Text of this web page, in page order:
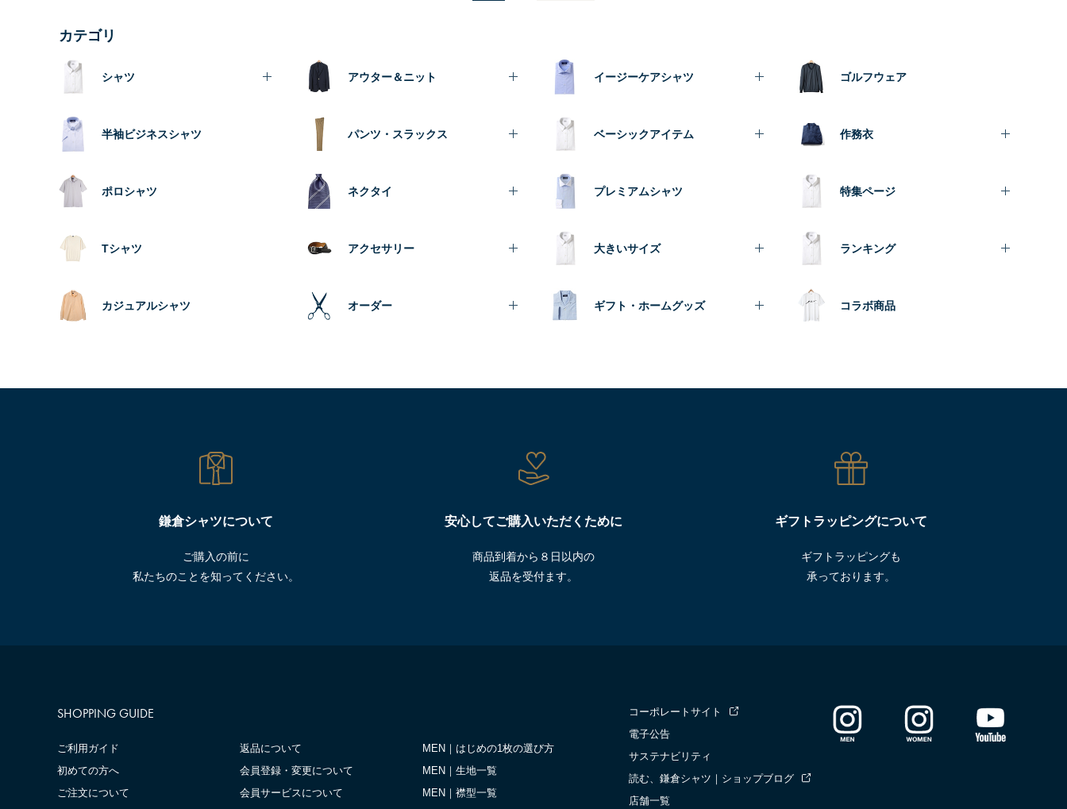
カテゴリ
シャツ
半袖ビジネスシャツ
ポロシャツ
Tシャツ
カジュアルシャツ
アウター＆ニット
パンツ・スラックス
ネクタイ
アクセサリー
オーダー
イージーケアシャツ
ベーシックアイテム
プレミアムシャツ
大きいサイズ
ギフト・ホームグッズ
ゴルフウェア
作務衣
特集ページ
ランキング
コラボ商品
鎌倉シャツについて
ご購入の前に
私たちのことを知ってください。
安心してご購入いただくために
商品到着から８日以内の
返品を受付ます。
ギフトラッピングについて
ギフトラッピングも
承っております。
SHOPPING GUIDE
ご利用ガイド
初めての方へ
ご注文について
返品について
会員登録・変更について
会員サービスについて
MEN｜はじめの1枚の選び方
MEN｜生地一覧
MEN｜襟型一覧
コーポレートサイト
電子公告
サステナビリティ
読む、鎌倉シャツ｜ショップブログ
店舗一覧